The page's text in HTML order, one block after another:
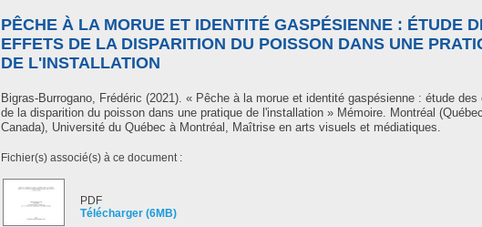
PÊCHE À LA MORUE ET IDENTITÉ GASPÉSIENNE : ÉTUDE
EFFETS DE LA DISPARITION DU POISSON DANS UNE
DE L'INSTALLATION
Bigras-Burrogano, Frédéric (2021). « Pêche à la morue et identité gaspésienne : étude des
de la disparition du poisson dans une pratique de l'installation » Mémoire. Montréal
Canada), Université du Québec à Montréal, Maîtrise en arts visuels et médiatiques.
Fichier(s) associé(s) à ce document :
PDF
Télécharger (6MB)